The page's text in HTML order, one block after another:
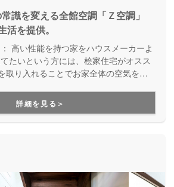
識を変える全館空調「Ｚ空調」
活を提供。
高い性能を持つ家をハウスメーカーよ
たいという方には、桧家住宅がオスス
取り入れることでお家全体の空気を循
す。Z空調の性能を体験できる施設も
で納得してお家づくりを進めることが
実際に足を運んで体験してみてくださ
詳細を見る＞